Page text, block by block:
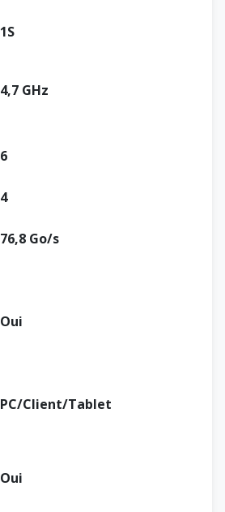
1S
4,7 GHz
6
4
76,8 Go/s
Oui
PC/Client/Tablet
Oui